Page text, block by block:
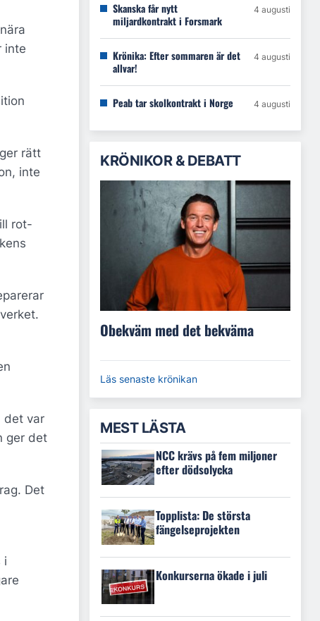
inte
rätt
inte
rot-
det var
ger det
Det
i
Skanska får nytt
miljardkontrakt i Forsmark
4 augusti
Krönika: Efter sommaren är det
allvar!
4 augusti
Peab tar skolkontrakt i Norge 4 augusti
KRÖNIKOR & DEBATT
Obekväm med det bekväma
Läs senaste krönikan
MEST LÄSTA
NCC krävs på fem miljoner
efter dödsolycka
Topplista: De största
fängelseprojekten
Konkurserna ökade i juli